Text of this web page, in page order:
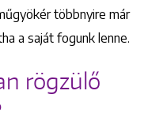
többnyire már
a saját fogunk lenne.
rögzülő